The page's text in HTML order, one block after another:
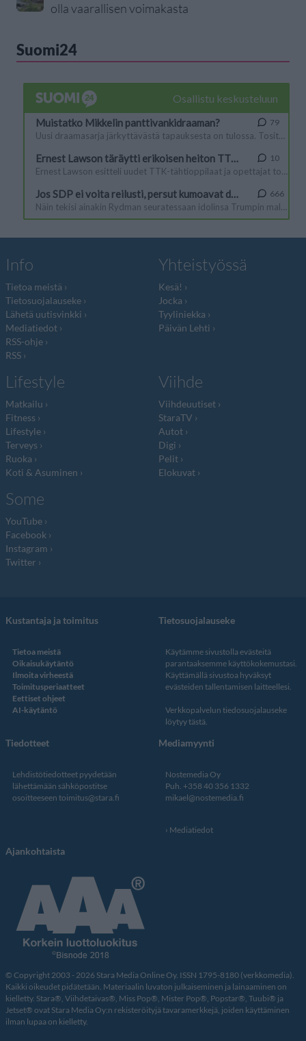
olla vaarallisen voimakasta
Suomi24
Info
Tietoa meistä
Tietosuojalauseke
Lähetä uutisvinkki
Mediatiedot
RSS-ohje
RSS
Yhteistyössä
Kesä!
Jocka
Tyyliniekka
Päivän Lehti
Lifestyle
Matkailu
Fitness
Lifestyle
Terveys
Ruoka
Koti & Asuminen
Viihde
Viihdeuutiset
StaraTV
Autot
Digi
Pelit
Elokuvat
Some
YouTube
Facebook
Instagram
Twitter
Kustantaja ja toimitus
Tietoa meistä
Oikaisukäytäntö
Ilmoita virheestä
Toimitusperiaatteet
Eettiset ohjeet
AI-käytäntö
Tietosuojalauseke
Käytämme sivustolla evästeitä
parantaaksemme käyttökokemustasi.
Käyttämällä sivustoa hyväksyt
evästeiden tallentamisen laitteellesi.
Verkkopalvelun tiedosuojalauseke
löytyy tästä.
Tiedotteet
Lehdistötiedotteet pyydetään
lähettämään sähköpostitse
osoitteeseen toimitus@stara.fi
Mediamyynti
Nostemedia Oy
Puh. +358 40 356 1332
mikael@nostemedia.fi
Mediatiedot
Ajankohtaista
© Copyright 2003 - 2026 Stara Media Online Oy. ISSN 1795-8180 (verkkomedia).
Kaikki oikeudet pidätetään. Materiaalin luvaton julkaiseminen ja lainaaminen on
kielletty. Stara®, Viihdetaivas®, Miss Pop®, Mister Pop®, Popstar®, Tuubi® ja
Jetset® ovat Stara Media Oy:n rekisteröityjä tavaramerkkejä, joiden käyttäminen
ilman lupaa on kielletty.